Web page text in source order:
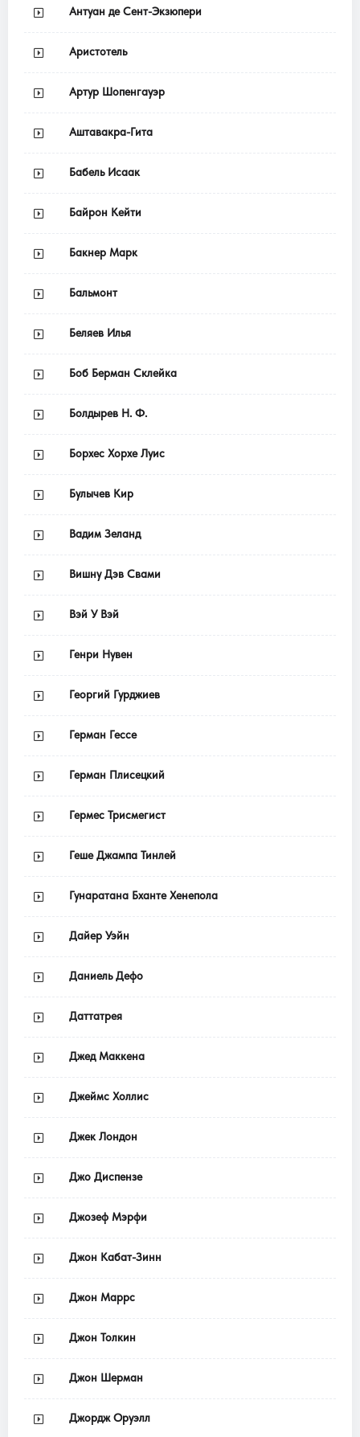
Антуан де Сент-Экзюпери
Аристотель
Артур Шопенгауэр
Аштавакра-Гита
Бабель Исаак
Байрон Кейти
Бакнер Марк
Бальмонт
Беляев Илья
Боб Берман Склейка
Болдырев Н. Ф.
Борхес Хорхе Луис
Булычев Кир
Вадим Зеланд
Вишну Дэв Свами
Вэй У Вэй
Генри Нувен
Георгий Гурджиев
Герман Гессе
Герман Плисецкий
Гермес Трисмегист
Геше Джампа Тинлей
Гунаратана Бханте Хенепола
Дайер Уэйн
Даниель Дефо
Даттатрея
Джед Маккена
Джеймс Холлис
Джек Лондон
Джо Диспензе
Джозеф Мэрфи
Джон Кабат-Зинн
Джон Маррс
Джон Толкин
Джон Шерман
Джордж Оруэлл